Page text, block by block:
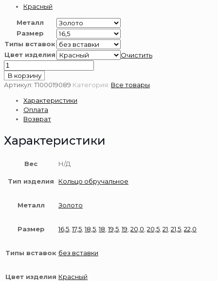
Красный
Металл
Размер
Типы вставок
Цвет изделия
Очистить
Количество
товара
Золотое
обручальное
пробы
В корзину
Артикул: Т100019089 Категория: Все товары
Характеристики
Оплата
Возврат
Характеристики
Вес Н/Д
Тип изделия Кольцо обручальное
Металл Золото
Размер 16,5 ,17,5 ,18,5 ,18 ,19,5 ,19 20,0 20,5 21 21,5 22,0
Типы вставок без вставки
Цвет изделия Красный